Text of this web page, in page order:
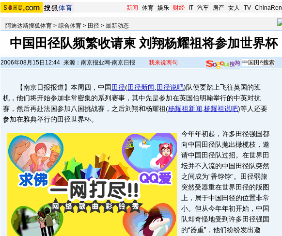
新闻 -体育-娱乐- 财经- IT-汽车- 房产-女人 -TV-ChinaRen
阿迪达斯搜狐体育 > 综合体育 > 田径 > 最新动态
中国田径队频繁收请柬 刘翔杨耀祖将参加世界杯
2006年08月15日12:44 来源：南京报业网-南京日报 我来说两句
【南京日报报道】本周四，中国 田径(田径新闻 田径说吧)队便要踏上飞往英国的班
机，他们将开始参加非常密集的系列赛事，其中先是参加在英国伯明翰举行的中英对抗
赛，然后再赴法国参加八国挑战赛，之后刘翔和杨耀祖(杨耀祖新闻 杨耀祖说吧)等人还要
参加在雅典举行的田径世界杯。
今年年初起，许多田径强国都
向中国田径队抛出橄榄枝，邀
请中国田径队过招。在世界田
坛并不入流的中国田径队突然
之间成为“香饽饽”。田径弱旅
突然受器重在世界田径的版图
上，属于中国田径的位置非常
小。但从今年年初开始，中国
队却奇怪地受到许多田径强国
的“器重”，他们纷纷发出邀